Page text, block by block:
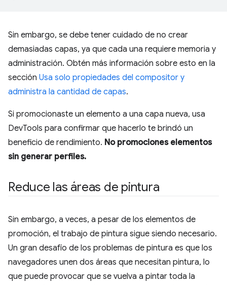
Sin embargo, se debe tener cuidado de no crear
demasiadas capas, ya que cada una requiere memoria y
administración. Obtén más información sobre esto en la
sección Usa solo propiedades del compositor y
administra la cantidad de capas.
Si promocionaste un elemento a una capa nueva, usa
DevTools para confirmar que hacerlo te brindó un
beneficio de rendimiento. No promociones elementos
sin generar perfiles.
Reduce las áreas de pintura
Sin embargo, a veces, a pesar de los elementos de
promoción, el trabajo de pintura sigue siendo necesario.
Un gran desafío de los problemas de pintura es que los
navegadores unen dos áreas que necesitan pintura, lo
que puede provocar que se vuelva a pintar toda la